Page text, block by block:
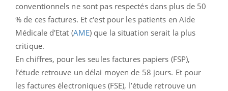
conventionnels ne sont pas respectés dans plus de 50
% de ces factures. Et c'est pour les patients en Aide
Médicale d'Etat (AME) que la situation serait la plus
critique.
En chiffres, pour les seules factures papiers (FSP),
l’étude retrouve un délai moyen de 58 jours. Et pour
les factures électroniques (FSE), l’étude retrouve un